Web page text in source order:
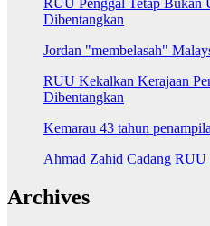
RUU Penggal Tetap Bukan
Dibentangkan
Jordan "membelasah"
RUU Kekalkan Kerajaan
Dibentangkan
Kemarau 43 tahun
Ahmad Zahid Cadang
Archives